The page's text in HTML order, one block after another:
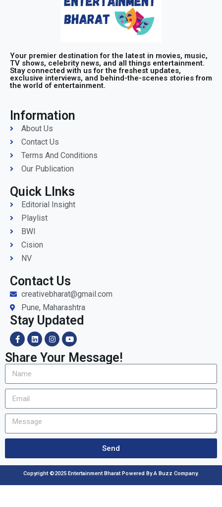
Your premier destination for the latest in movies, music,
TV shows, celebrity news, and all things entertainment.
Stay connected with us for the freshest updates,
exclusive interviews, and behind-the-scenes stories from
the world of entertainment.
Information
About Us
Contact Us
Terms And Conditions
Our Publication
Quick LInks
Editorial Insight
Playlist
BWI
Cision
NV
Contact Us
creativebharat@gmail.com
Pune, Maharashtra
Stay Updated
Share Your Message!
Send
Copyright ©2025 Entertainment Bharat Powered By A Buzz Company.